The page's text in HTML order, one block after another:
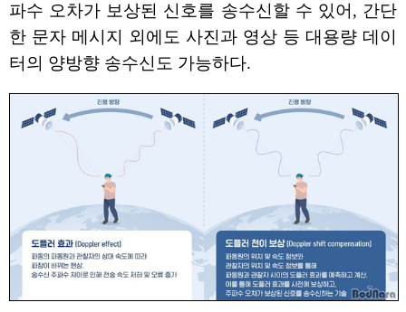
파수 오차가 보상된 신호를 송수신할 수 있어, 간단
한 문자 메시지 외에도 사진과 영상 등 대용량 데이
터의 양방향 송수신도 가능하다.